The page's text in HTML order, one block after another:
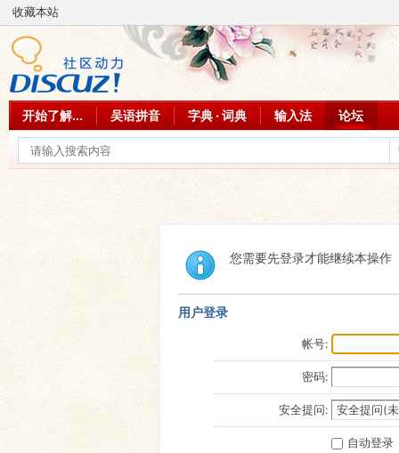
收藏本站
开始了解... 吴语拼音 字典 · 词典 输入法 论坛
您需要先登录才能继续本操作
用户登录
帐号:
密码:
安全提问:
自动登录